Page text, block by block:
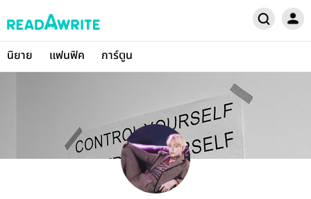
นิยาย แฟนฟิค การ์ตูน